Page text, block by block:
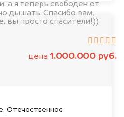
Отечественное
а я теперь свободен от
дышать. Спасибо вам,
вы просто спасители!))
цена 1.000.000 руб.